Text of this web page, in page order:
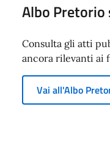
Albo
Consulta gli atti
ancora rilevanti ai
Vai all'Albo